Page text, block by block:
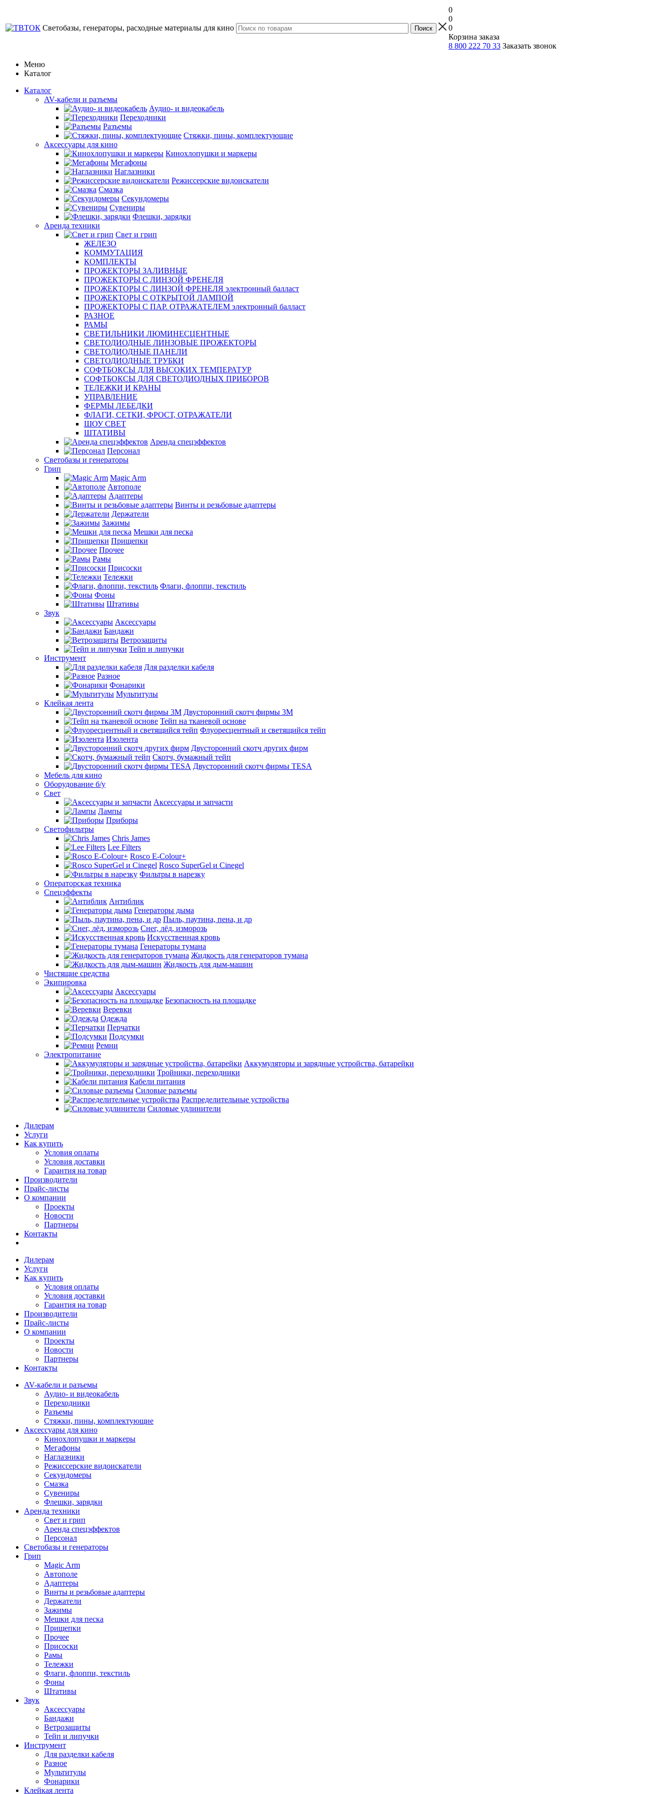
Светобазы, генераторы, расходные материалы для кино
0
0
0
Корзина заказа
8 800 222 70 33 Заказать звонок
Меню
Каталог
Каталог
AV-кабели и разъемы
Аудио- и видеокабель
Переходники
Разъемы
Стяжки, пины, комплектующие
Аксессуары для кино
Кинохлопушки и маркеры
Мегафоны
Наглазники
Режиссерские видоискатели
Смазка
Секундомеры
Сувениры
Флешки, зарядки
Аренда техники
Свет и грип
ЖЕЛЕЗО
КОММУТАЦИЯ
КОМПЛЕКТЫ
ПРОЖЕКТОРЫ ЗАЛИВНЫЕ
ПРОЖЕКТОРЫ С ЛИНЗОЙ ФРЕНЕЛЯ
ПРОЖЕКТОРЫ С ЛИНЗОЙ ФРЕНЕЛЯ электронный балласт
ПРОЖЕКТОРЫ С ОТКРЫТОЙ ЛАМПОЙ
ПРОЖЕКТОРЫ С ПАР. ОТРАЖАТЕЛЕМ электронный балласт
РАЗНОЕ
РАМЫ
СВЕТИЛЬНИКИ ЛЮМИНЕСЦЕНТНЫЕ
СВЕТОДИОДНЫЕ ЛИНЗОВЫЕ ПРОЖЕКТОРЫ
СВЕТОДИОДНЫЕ ПАНЕЛИ
СВЕТОДИОДНЫЕ ТРУБКИ
СОФТБОКСЫ ДЛЯ ВЫСОКИХ ТЕМПЕРАТУР
СОФТБОКСЫ ДЛЯ СВЕТОДИОДНЫХ ПРИБОРОВ
ТЕЛЕЖКИ И КРАНЫ
УПРАВЛЕНИЕ
ФЕРМЫ ЛЕБЕДКИ
ФЛАГИ, СЕТКИ, ФРОСТ, ОТРАЖАТЕЛИ
ШОУ СВЕТ
ШТАТИВЫ
Аренда спецэффектов
Персонал
Светобазы и генераторы
Грип
Magic Arm
Автополе
Адаптеры
Винты и резьбовые адаптеры
Держатели
Зажимы
Мешки для песка
Прищепки
Прочее
Рамы
Присоски
Тележки
Флаги, флоппи, текстиль
Фоны
Штативы
Звук
Аксессуары
Бандажи
Ветрозащиты
Тейп и липучки
Инструмент
Для разделки кабеля
Разное
Фонарики
Мультитулы
Клейкая лента
Двусторонний скотч фирмы 3M
Тейп на тканевой основе
Флуоресцентный и светящийся тейп
Изолента
Двусторонний скотч других фирм
Скотч, бумажный тейп
Двусторонний скотч фирмы TESA
Мебель для кино
Оборудование б/у
Свет
Аксессуары и запчасти
Лампы
Приборы
Светофильтры
Chris James
Lee Filters
Rosco E-Colour+
Rosco SuperGel и Cinegel
Фильтры в нарезку
Операторская техника
Спецэффекты
Антиблик
Генераторы дыма
Пыль, паутина, пена, и др
Снег, лёд, изморозь
Искусственная кровь
Генераторы тумана
Жидкость для генераторов тумана
Жидкость для дым-машин
Чистящие средства
Экипировка
Аксессуары
Безопасность на площадке
Веревки
Одежда
Перчатки
Подсумки
Ремни
Электропитание
Аккумуляторы и зарядные устройства, батарейки
Тройники, переходники
Кабели питания
Силовые разъемы
Распределительные устройства
Силовые удлинители
Дилерам
Услуги
Как купить
Условия оплаты
Условия доставки
Гарантия на товар
Производители
Прайс-листы
О компании
Проекты
Новости
Партнеры
Контакты
Дилерам
Услуги
Как купить
Условия оплаты
Условия доставки
Гарантия на товар
Производители
Прайс-листы
О компании
Проекты
Новости
Партнеры
Контакты
AV-кабели и разъемы
Аудио- и видеокабель
Переходники
Разъемы
Стяжки, пины, комплектующие
Аксессуары для кино
Кинохлопушки и маркеры
Мегафоны
Наглазники
Режиссерские видоискатели
Секундомеры
Смазка
Сувениры
Флешки, зарядки
Аренда техники
Свет и грип
Аренда спецэффектов
Персонал
Светобазы и генераторы
Грип
Magic Arm
Автополе
Адаптеры
Винты и резьбовые адаптеры
Держатели
Зажимы
Мешки для песка
Прищепки
Прочее
Присоски
Рамы
Тележки
Флаги, флоппи, текстиль
Фоны
Штативы
Звук
Аксессуары
Бандажи
Ветрозащиты
Тейп и липучки
Инструмент
Для разделки кабеля
Разное
Мультитулы
Фонарики
Клейкая лента